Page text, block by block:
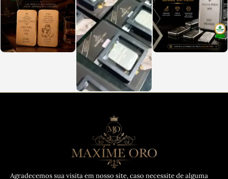
Agradecemos sua visita em nosso site, caso necessite de alguma